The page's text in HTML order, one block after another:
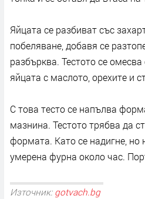
Яйцата се разбиват със
побеляване, добавя се
разбърква. Тестото се
яйцата с маслото, орехите и
С това тесто се напълва
мазнина. Тестото трябва да
формата. Като се надигне, но
умерена фурна около час.
Източник: gotvach.bg